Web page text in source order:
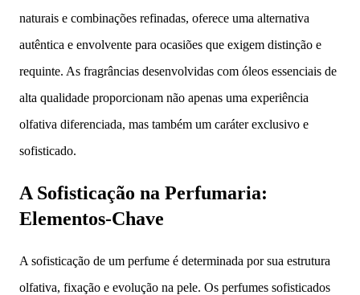
naturais e combinações refinadas, oferece uma alternativa
autêntica e envolvente para ocasiões que exigem distinção e
requinte. As fragrâncias desenvolvidas com óleos essenciais de
alta qualidade proporcionam não apenas uma experiência
olfativa diferenciada, mas também um caráter exclusivo e
sofisticado.
A Sofisticação na Perfumaria:
Elementos-Chave
A sofisticação de um perfume é determinada por sua estrutura
olfativa, fixação e evolução na pele. Os perfumes sofisticados